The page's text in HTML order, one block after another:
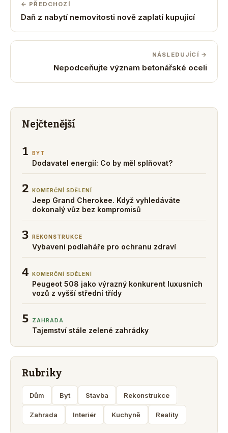
← PŘEDCHOZÍ
Daň z nabytí nemovitosti nově zaplatí kupující
NÁSLEDUJÍCÍ →
Nepodceňujte význam betonářské oceli
Nejčtenější
1 BYT
Dodavatel energií: Co by měl splňovat?
2 KOMERČNÍ SDĚLENÍ
Jeep Grand Cherokee. Když vyhledáváte
dokonalý vůz bez kompromisů
3 REKONSTRUKCE
Vybavení podlaháře pro ochranu zdraví
4 KOMERČNÍ SDĚLENÍ
Peugeot 508 jako výrazný konkurent luxusních
vozů z vyšší střední třídy
5 ZAHRADA
Tajemství stále zelené zahrádky
Rubriky
Dům Byt Stavba Rekonstrukce
Zahrada Interiér Kuchyně Reality